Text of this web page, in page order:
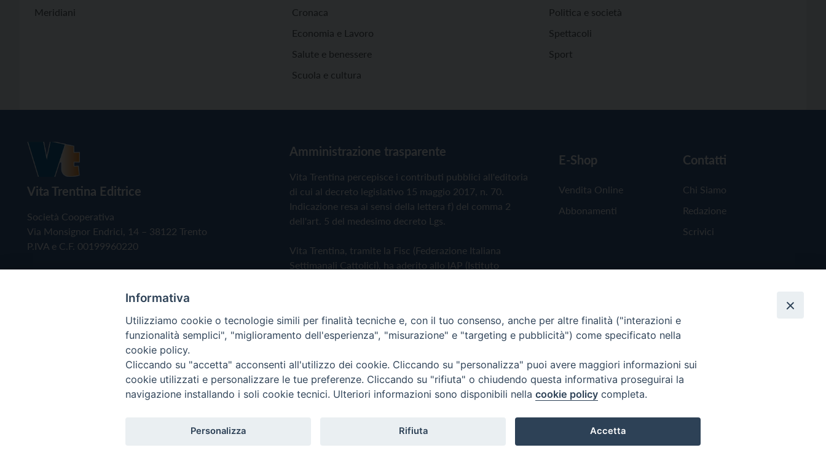
Meridiani
Cronaca
Economia e Lavoro
Salute e benessere
Scuola e cultura
Politica e società
Spettacoli
Sport
Vita Trentina Editrice
Società Cooperativa
Via Monsignor Endrici, 14 – 38122 Trento
P.IVA e C.F. 00199960220
Amministrazione trasparente
Vita Trentina percepisce i contributi pubblici all'editoria
di cui al decreto legislativo 15 maggio 2017, n. 70.
Indicazione resa ai sensi della lettera f) del comma 2
dell'art. 5 del medesimo decreto Lgs.
Vita Trentina, tramite la Fisc (Federazione Italiana
Settimanali Cattolici), ha aderito allo IAP (Istituto
Privacy Policy Cookie Policy
E-Shop
Vendita Online
Abbonamenti
Contatti
Chi Siamo
Redazione
Scrivici
Copyright © 2019 - Tutti i diritti riservati - Vita Trentina Editrice
Informativa
Utilizziamo cookie o tecnologie simili per finalità tecniche e, con il tuo consenso, anche per altre finalità ("interazioni e
funzionalità semplici", "miglioramento dell'esperienza", "misurazione" e "targeting e pubblicità") come specificato nella
cookie policy.
Cliccando su "accetta" acconsenti all'utilizzo dei cookie. Cliccando su "personalizza" puoi avere maggiori informazioni sui
cookie utilizzati e personalizzare le tue preferenze. Cliccando su "rifiuta" o chiudendo questa informativa proseguirai la
navigazione installando i soli cookie tecnici. Ulteriori informazioni sono disponibili nella cookie policy completa.
Personalizza Rifiuta Accetta